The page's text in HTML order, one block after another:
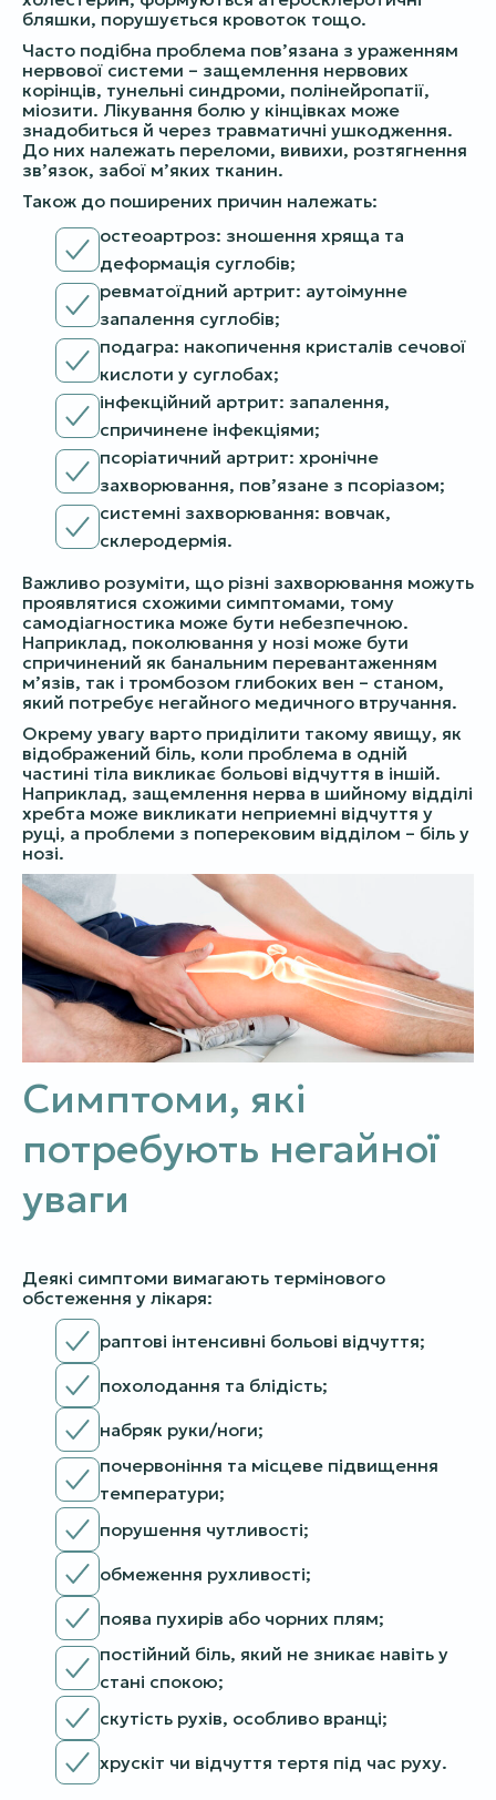
бляшки, порушується кровоток тощо.
Часто подібна проблема пов’язана з ураженням
нервової системи – защемлення нервових
корінців, тунельні синдроми, полінейропатії,
міозити. Лікування болю у кінцівках може
знадобиться й через травматичні ушкодження.
До них належать переломи, вивихи, розтягнення
зв’язок, забої м’яких тканин.
Також до поширених причин належать:
остеоартроз: зношення хряща та
деформація суглобів;
ревматоїдний артрит: аутоімунне
запалення суглобів;
подагра: накопичення кристалів сечової
кислоти у суглобах;
інфекційний артрит: запалення,
спричинене інфекціями;
псоріатичний артрит: хронічне
захворювання, пов’язане з псоріазом;
системні захворювання: вовчак,
склеродермія.
Важливо розуміти, що різні захворювання можуть
проявлятися схожими симптомами, тому
самодіагностика може бути небезпечною.
Наприклад, поколювання у нозі може бути
спричинений як банальним перевантаженням
м’язів, так і тромбозом глибоких вен – станом,
який потребує негайного медичного втручання.
Окрему увагу варто приділити такому явищу, як
відображений біль, коли проблема в одній
частині тіла викликає больові відчуття в іншій.
Наприклад, защемлення нерва в шийному відділі
хребта може викликати неприемні відчуття у
руці, а проблеми з поперековим відділом – біль у
нозі.
Симптоми, які
потребують негайної
уваги
Деякі симптоми вимагають термінового
обстеження у лікаря:
раптові інтенсивні больові відчуття;
похолодання та блідість;
набряк руки/ноги;
почервоніння та місцеве підвищення
температури;
порушення чутливості;
обмеження рухливості;
поява пухирів або чорних плям;
постійний біль, який не зникає навіть у
стані спокою;
скутість рухів, особливо вранці;
хрускіт чи відчуття тертя під час руху.